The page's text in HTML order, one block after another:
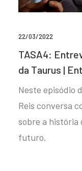
22/03/2022
TASA4:
da Taurus |
Neste episódio
Reis conversa
sobre a história
futuro.